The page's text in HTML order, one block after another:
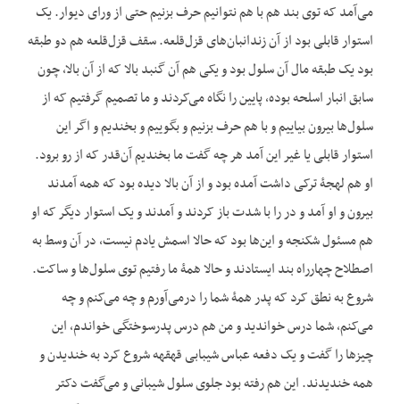
می‌آمد که توی بند هم با هم نتوانیم حرف بزنیم حتی از ورای دیوار. یک
استوار قابلی بود از آن زندانبان‌های قزل‌قلعه. سقف قزل‌قلعه هم دو طبقه
بود یک طبقه مال آن سلول بود و یکی هم آن گنبد بالا که از آن بالا، چون
سابق انبار اسلحه بوده، پایین را نگاه می‌کردند و ما تصمیم گرفتیم که از
سلول‌ها بیرون بیاییم و با هم حرف بزنیم و بگوییم و بخندیم و اگر این
استوار قابلی یا غیر این آمد هر چه گفت ما بخندیم آن‌قدر که از رو برود.
او هم لهجۀ ترکی داشت آمده بود و از آن بالا دیده بود که همه آمدند
بیرون و او آمد و در را با شدت باز کردند و آمدند و یک استوار دیگر که او
هم مسئول شکنجه و این‌ها بود که حالا اسمش یادم نیست، در آن وسط به
اصطلاح چهارراه بند ایستادند و حالا همۀ ما رفتیم توی سلول‌ها و ساکت.
شروع به نطق کرد که پدر همۀ شما را درمی‌آورم و چه می‌کنم و چه
می‌کنم، شما درس خواندید و من هم درس پدرسوختگی خواندم، این
چیزها را گفت و یک دفعه عباس شیبابی قهقهه شروع کرد به خندیدن و
همه خندیدند. این هم رفته بود جلوی سلول شیبانی و می‌گفت دکتر